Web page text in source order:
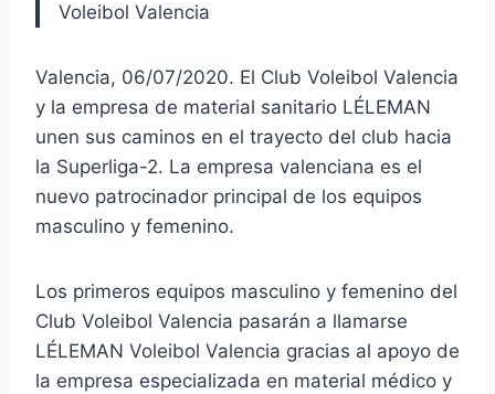
Voleibol Valencia
Valencia, 06/07/2020. El Club Voleibol Valencia
y la empresa de material sanitario LÉLEMAN
unen sus caminos en el trayecto del club hacia
la Superliga-2. La empresa valenciana es el
nuevo patrocinador principal de los equipos
masculino y femenino.
Los primeros equipos masculino y femenino del
Club Voleibol Valencia pasarán a llamarse
LÉLEMAN Voleibol Valencia gracias al apoyo de
la empresa especializada en material médico y